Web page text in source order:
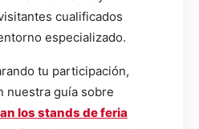
cualificados
especializado.
tu participación,
nuestra guía sobre
los stands de feria